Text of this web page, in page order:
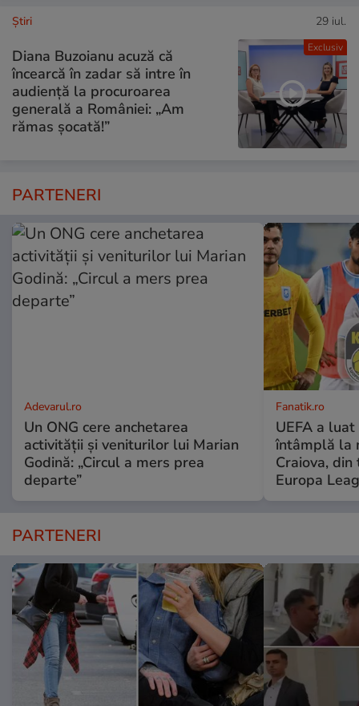
Exclusiv
Ştiri 29 iul.
Diana Buzoianu acuză că
încearcă în zadar să intre în
audiență la procuroarea
generală a României: „Am
rămas șocată!”
PARTENERI
Adevarul.ro
Un ONG cere anchetarea
activității și veniturilor lui Marian
Godină: „Circul a mers prea
departe”
Fanatik.ro
UEFA a luat
întâmplă la
Craiova,
Europa
PARTENERI